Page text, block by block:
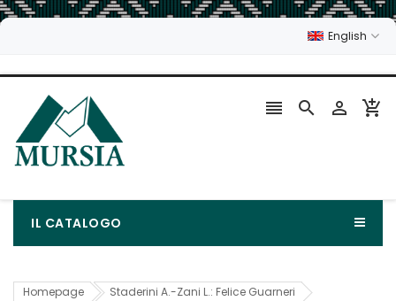
English
   
IL CATALOGO
Homepage Staderini A.-Zani L.: Felice Guarneri